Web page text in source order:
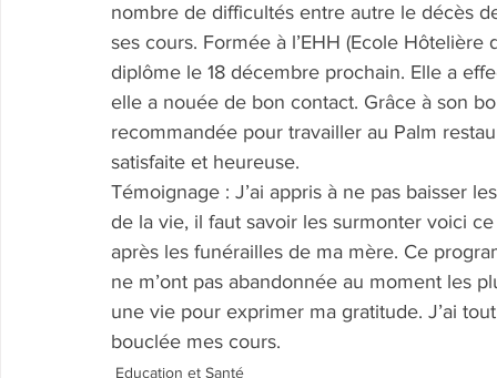
nombre de difficultés entre autre le décès
ses cours. Formée à l’EHH (Ecole Hôtelière
diplôme le 18 décembre prochain. Elle a
elle a nouée de bon contact. Grâce à son
recommandée pour travailler au Palm
satisfaite et heureuse.
Témoignage : J’ai appris à ne pas baisser
de la vie, il faut savoir les surmonter voici
après les funérailles de ma mère. Ce
ne m’ont pas abandonnée au moment les
une vie pour exprimer ma gratitude. J’ai
bouclée mes cours.
Education et Santé